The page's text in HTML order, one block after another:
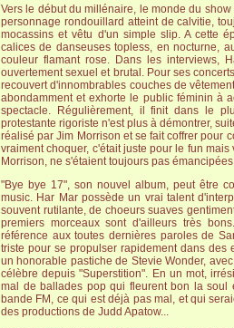
Vers le début du millénaire, le monde du
personnage rondouillard atteint de calvitie,
mocassins et vêtu d'un simple slip. A cette
calices de danseuses topless, en nocturne,
couleur flamant rose. Dans les interviews,
ouvertement sexuel et brutal. Pour ses
recouvert d'innombrables couches de
abondamment et exhorte le public féminin à
spectacle. Régulièrement, il finit dans le
protestante rigoriste n'est plus à démontrer,
réalisé par Jim Morrison et se fait coffrer pour
vraiment choquer, c'était juste pour le fun
Morrison, ne s'étaient toujours pas
"Bye bye 17", son nouvel album, peut être
music. Har Mar possède un vrai talent
souvent rutilante, de choeurs suaves
premiers morceaux sont d'ailleurs très
référence aux toutes dernières paroles de
triste pour se propulser rapidement dans des
un honorable pastiche de Stevie Wonder,
célèbre depuis "Superstition". En un mot,
mal de ballades pop qui fleurent bon la soul
bande FM, ce qui est déjà pas mal, et qui
des productions de Judd Apatow...